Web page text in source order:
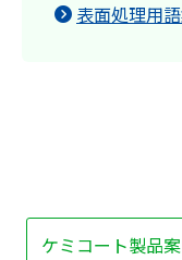
表面処理用
ケミコート製品